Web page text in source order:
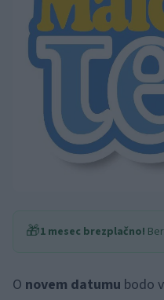
🎁1 mesec brezplačno!
O novem datumu bodo